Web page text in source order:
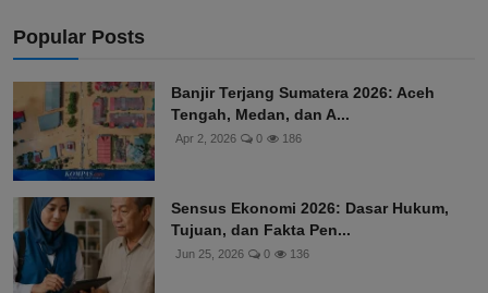
Popular Posts
Banjir Terjang Sumatera 2026: Aceh
Tengah, Medan, dan A...
Apr 2, 2026 0 186
Sensus Ekonomi 2026: Dasar Hukum,
Tujuan, dan Fakta Pen...
Jun 25, 2026 0 136